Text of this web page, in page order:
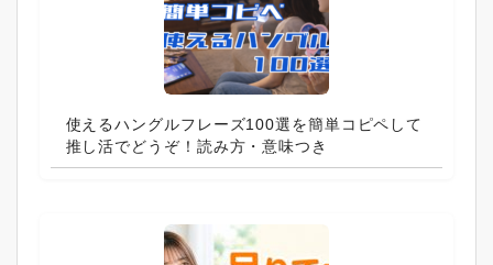
使えるハングルフレーズ100選を簡単コピペして
推し活でどうぞ！読み方・意味つき